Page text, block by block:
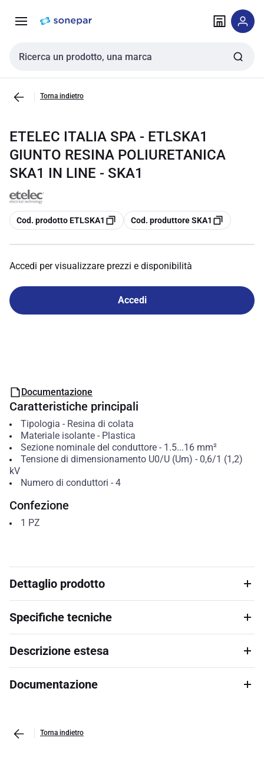
navigazione alla
Cerca input
Torna indietro
ETELEC ITALIA SPA - ETLSKA1
GIUNTO RESINA POLIURETANICA
SKA1 IN LINE - SKA1
copia
Cod. prodotto ETLSKA1 copia
Cod. produttore SKA1
Accedi per visualizzare prezzi e disponibilità
Accedi
Documentazione
Caratteristiche principali
Tipologia - Resina di colata
Materiale isolante- Plastica
Sezione nominale del conduttore- 1.5...16 mm²
Tensione di dimensionamento U0/U (Um) - 0,6/1 (1,2)
kV
Numero di conduttori - 4
Confezione
1 PZ
Dettaglio prodotto
Specifiche tecniche
Descrizione estesa
Documentazione
Torna indietro